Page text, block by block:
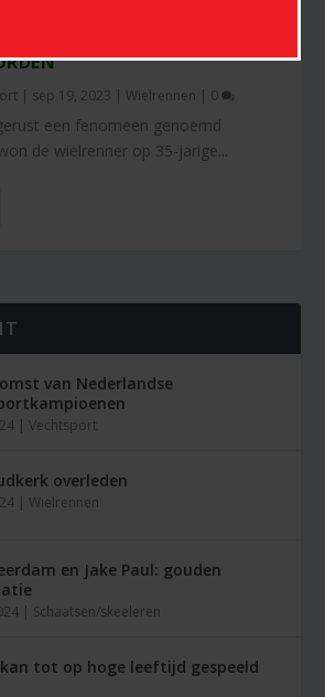
| sep 19, 2023 | Wielrennen | 0
een fenomeen genoemd
de wielrenner op 35-jarige...
van Nederlandse
|Vechtsport
overleden
| Wielrennen
en Jake Paul: gouden
| Schaatsen/skeeleren
tot op hoge leeftijd gespeeld